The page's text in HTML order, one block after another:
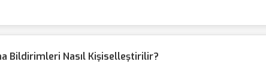
Bildirimleri Nasıl Kişiselleştirilir?